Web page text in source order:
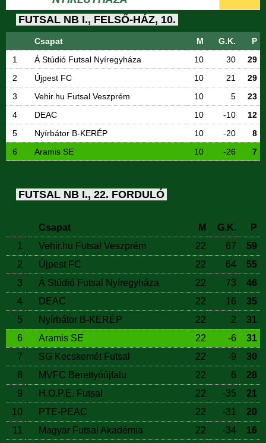
FUTSAL NB I., FELSŐ-HÁZ, 10.
Csapat M G.K.
P
1
Á Stúdió Futsal Nyíregyháza 10 30
29
2
Újpest FC 10 21
29
3
Vehir.hu Futsal Veszprém 10 5
23
4
DEAC 10 -10
12
5
Nyírbátor B-KERÉP 10 -20
8
6
Aramis SE 10 -26 7
FUTSAL NB I., 22. FORDULÓ
Csapat M G.K.
P
1
Vehir.hu Futsal Veszprém 22 67
59
2
Újpest FC 22 64
55
3
Á Stúdió Futsal Nyíregyháza 22 73
46
4
DEAC 22 16
35
5
Nyírbátor B-KERÉP 22 2
31
6
Aramis SE 22 -6
31
7
SG Kecskemét Futsal 22 -9
30
8
MVFC Berettyóújfalu 22 6
28
9
H.O.P.E. Futsal 22 -35
21
10
PTE-PEAC 22 -31
20
11
Magyar Futsal Akadémia 22 -34
16